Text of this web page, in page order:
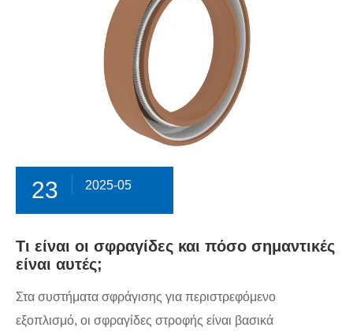
23 2025-05
Τι είναι οι σφραγίδες και πόσο σημαντικές
είναι αυτές;
Στα συστήματα σφράγισης για περιστρεφόμενο
εξοπλισμό, οι σφραγίδες στροφής είναι βασικά